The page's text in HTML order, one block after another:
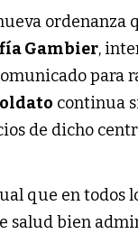
ordenanza
Gambier,
para
continua
de dicho
que en todos
salud bien